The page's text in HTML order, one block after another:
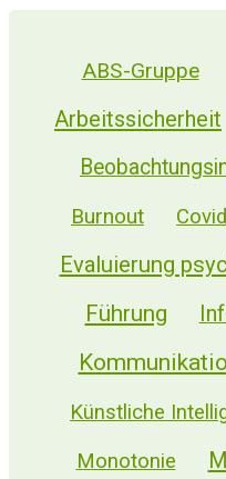
ABS-Gruppe
Arbeitssicherheit
Burnout
Evaluierung
Führung
Künstliche
Monotonie